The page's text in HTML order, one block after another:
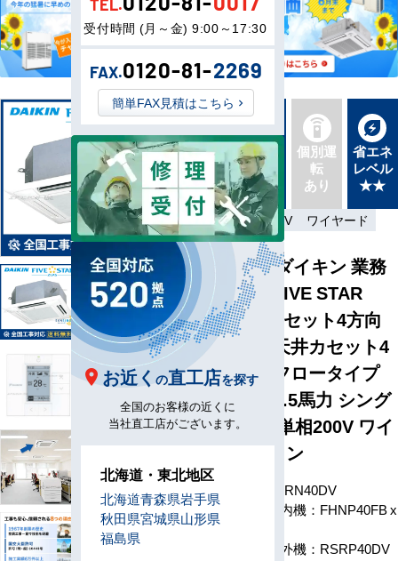
新品直
送
最新機
種
同機種
タイプ
別あり
個別運
転
あり
省エネ
レベル
★★
省エネ 単相200V ワイヤード
SSRN40DV ダイキン 業務
用エアコン FIVE STAR
ZEAS 天井カセット4方向
ショーカセ 天井カセット4
方向 マルチフロータイプ
ショーカセ 1.5馬力 シング
ル 省エネ型 単相200V ワイ
ヤードリモコン
型番 SSRN40DV
室内機：FHNP40FB x
室外機：RSRP40DV
TEL.
受付時間 (月～金) 9:00～17:30
FAX.0120-81-2269
簡単FAX見積はこちら
お近く の直工店を探す
全国のお客様の近くに
当社直工店がございます。
北海道・東北地区
北海道青森県岩手県
秋田県宮城県山形県
福島県